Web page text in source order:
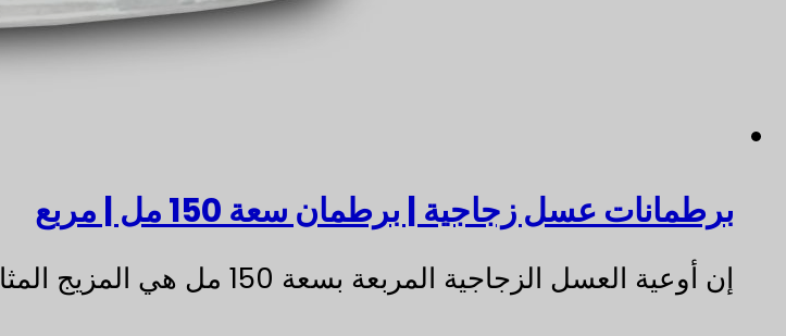
برطمانات عسل زجاجية | برطمان سعة 150 مل | مربع
إن أوعية العسل الزجاجية المربعة بسعة 150 مل هي المزيج المثالي بين العملية والأناقة.